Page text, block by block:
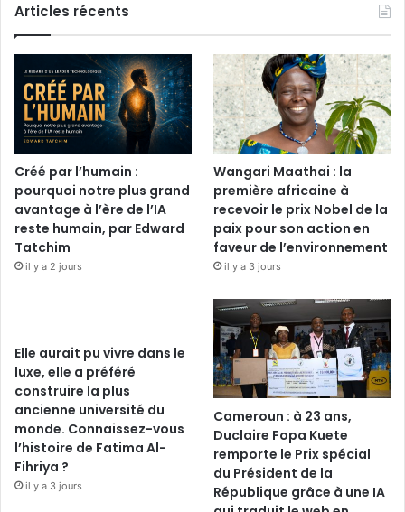
Articles récents
Créé par l’humain :
pourquoi notre plus grand
avantage à l’ère de l’IA
reste humain, par Edward
Tatchim
il y a 2 jours
Wangari Maathai : la
première africaine à
recevoir le prix Nobel de la
paix pour son action en
faveur de l’environnement
il y a 3 jours
Elle aurait pu vivre dans le
luxe, elle a préféré
construire la plus
ancienne université du
monde. Connaissez-vous
l’histoire de Fatima Al-
Fihriya ?
il y a 3 jours
Cameroun : à 23 ans,
Duclaire Fopa Kuete
remporte le Prix spécial
du Président de la
République grâce à une IA